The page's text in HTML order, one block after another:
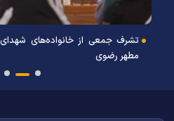
تشرف جمعی از خانواده‌های
مطهر رضوی